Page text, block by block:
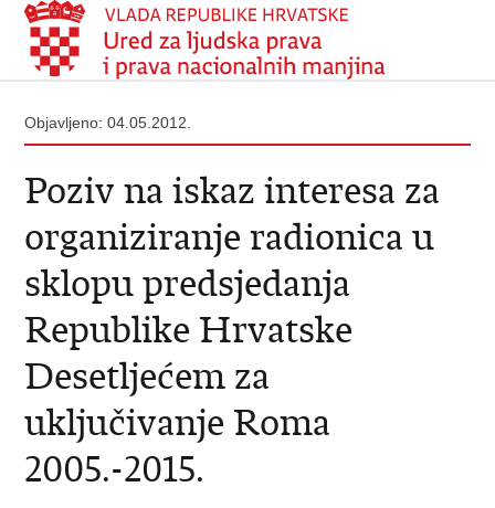
Objavljeno: 04.05.2012.
Poziv na iskaz interesa za
organiziranje radionica u
sklopu predsjedanja
Republike Hrvatske
Desetljećem za
uključivanje Roma
2005.-2015.